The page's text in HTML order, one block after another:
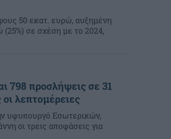
50 εκατ. ευρώ, αυξημένη
(25%) σε σχέση με το 2024,
798 προσλήψεις σε 31
λεπτομέρειες
υφυπουργό Εσωτερικών,
οι τρεις αποφάσεις για